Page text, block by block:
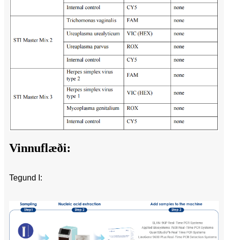
Vinnuflæði:
Tegund I: